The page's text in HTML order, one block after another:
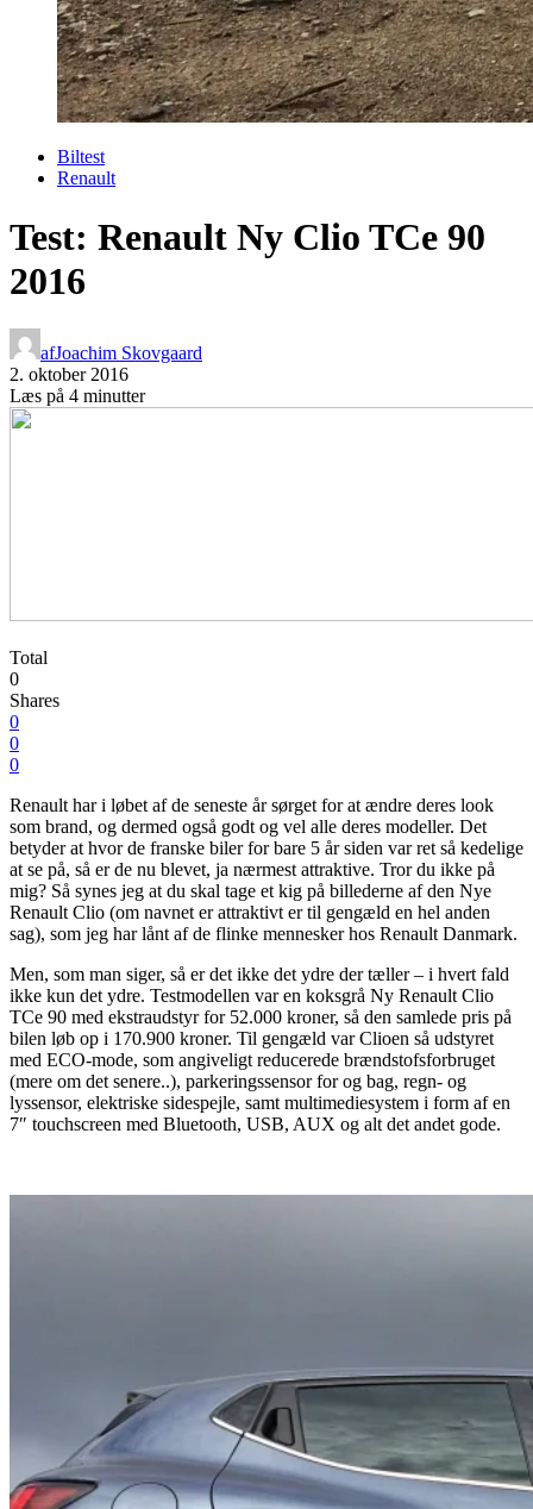
Biltest
Renault
Test: Renault Ny Clio TCe 90
2016
afJoachim Skovgaard
2. oktober 2016
Læs på 4 minutter
Total
0
Shares
0
0
0
Renault har i løbet af de seneste år sørget for at ændre deres look
som brand, og dermed også godt og vel alle deres modeller. Det
betyder at hvor de franske biler for bare 5 år siden var ret så kedelige
at se på, så er de nu blevet, ja nærmest attraktive. Tror du ikke på
mig? Så synes jeg at du skal tage et kig på billederne af den Nye
Renault Clio (om navnet er attraktivt er til gengæld en hel anden
sag), som jeg har lånt af de flinke mennesker hos Renault Danmark.
Men, som man siger, så er det ikke det ydre der tæller – i hvert fald
ikke kun det ydre. Testmodellen var en koksgrå Ny Renault Clio
TCe 90 med ekstraudstyr for 52.000 kroner, så den samlede pris på
bilen løb op i 170.900 kroner. Til gengæld var Clioen så udstyret
med ECO-mode, som angiveligt reducerede brændstofsforbruget
(mere om det senere..), parkeringssensor for og bag, regn- og
lyssensor, elektriske sidespejle, samt multimediesystem i form af en
7″ touchscreen med Bluetooth, USB, AUX og alt det andet gode.